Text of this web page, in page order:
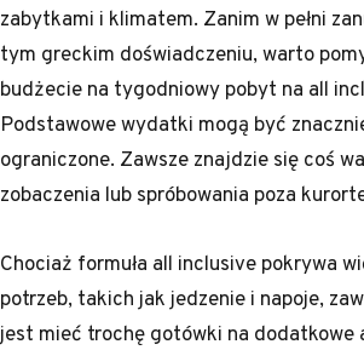
zabytkami i klimatem. Zanim w pełni
tym greckim doświadczeniu, warto
budżecie na tygodniowy pobyt na all
Podstawowe wydatki mogą być
ograniczone. Zawsze znajdzie się coś
zobaczenia lub spróbowania poza
Chociaż formuła all inclusive pokrywa
potrzeb, takich jak jedzenie i napoje,
jest mieć trochę gotówki na dodatkowe